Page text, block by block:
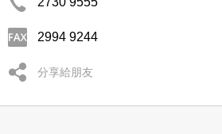
2994 9244
分享給朋友